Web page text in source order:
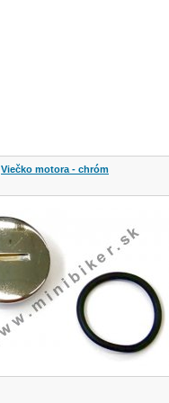
Viečko motora - chróm